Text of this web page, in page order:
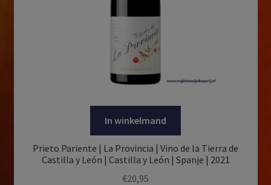
In winkelmand
Prieto Pariente | La Provincia | Vino de la Tierra de
Castilla y León | Castilla y León | Spanje | 2021
€20,95